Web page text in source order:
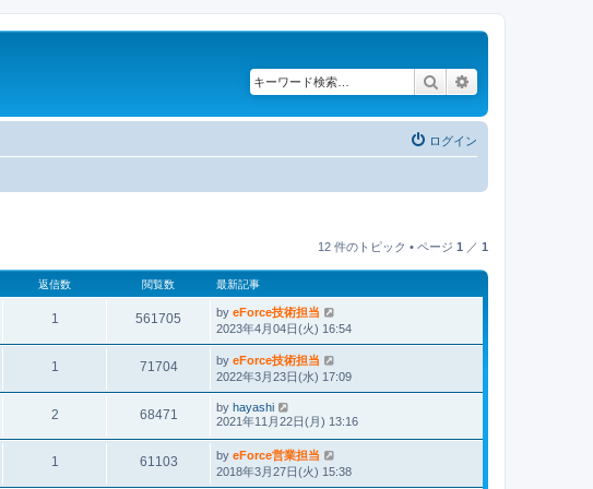
検索
ログイン
12 件のトピック • ページ 1 ／ 1
返信数 閲覧数 最新記事
1 561705 by eForce技術担当
2023年4月04日(火) 16:54
1 71704 by eForce技術担当
2022年3月23日(水) 17:09
2 68471 by hayashi
2021年11月22日(月) 13:16
1 61103 by eForce営業担当
2018年3月27日(火) 15:38